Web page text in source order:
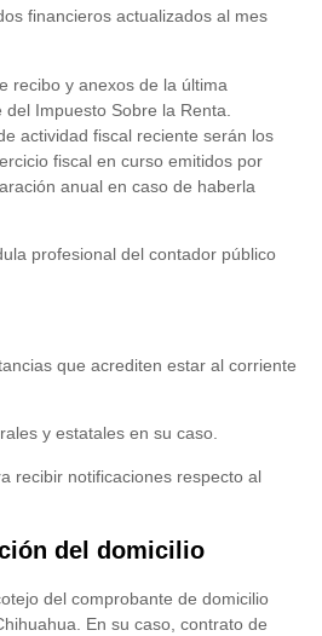
financieros actualizados al mes
recibo y anexos de la última
Impuesto Sobre la Renta.
actividad fiscal reciente serán los
fiscal en curso emitidos por
anual en caso de haberla
profesional del contador público
que acrediten estar al corriente
y estatales en su caso.
recibir notificaciones respecto al
del domicilio
del comprobante de domicilio
En su caso, contrato de